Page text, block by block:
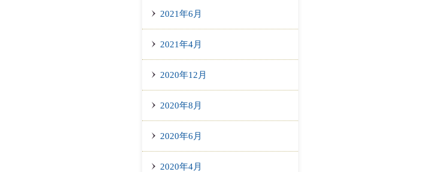
2021年6月
2021年4月
2020年12月
2020年8月
2020年6月
2020年4月